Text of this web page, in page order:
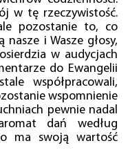
w tę rzeczywistość.
pozostanie to, co
i Wasze głosy,
w audycjach
do Ewangelii
współpracowali,
wspomnienie
pewnie nadal
dań według
ma swoją wartość